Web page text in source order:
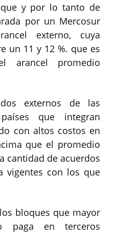
y por lo tanto de
por un Mercosur
externo, cuya
un 11 y 12 %. que es
arancel promedio
externos de las
que integran
con altos costos en
que el promedio
cantidad de acuerdos
vigentes con los que
bloques que mayor
paga en terceros